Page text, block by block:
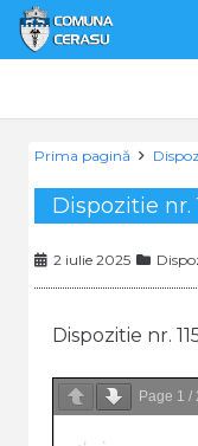
Prima pagină
Dispozitie nr.
2 iulie 2025
Dispozitie nr.
Page 1 /